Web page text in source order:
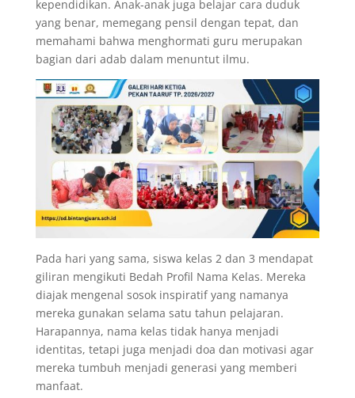
kependidikan. Anak-anak juga belajar cara duduk
yang benar, memegang pensil dengan tepat, dan
memahami bahwa menghormati guru merupakan
bagian dari adab dalam menuntut ilmu.
Pada hari yang sama, siswa kelas 2 dan 3 mendapat
giliran mengikuti Bedah Profil Nama Kelas. Mereka
diajak mengenal sosok inspiratif yang namanya
mereka gunakan selama satu tahun pelajaran.
Harapannya, nama kelas tidak hanya menjadi
identitas, tetapi juga menjadi doa dan motivasi agar
mereka tumbuh menjadi generasi yang memberi
manfaat.